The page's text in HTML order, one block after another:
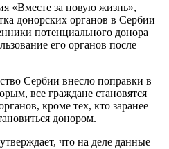
«Вместе за новую жизнь»,
донорских органов в Сербии
потенциального донора
его органов после
Сербии внесло поправки в
все граждане становятся
кроме тех, кто заранее
донором.
что на деле данные